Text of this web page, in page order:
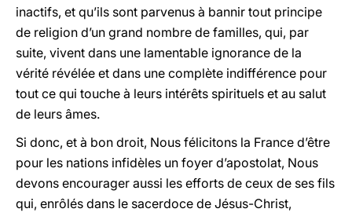
inactifs, et qu’ils sont parvenus à bannir tout principe
de religion d’un grand nombre de familles, qui, par
suite, vivent dans une lamentable ignorance de la
vérité révélée et dans une complète indifférence pour
tout ce qui touche à leurs intérêts spirituels et au salut
de leurs âmes.
Si donc, et à bon droit, Nous félicitons la France d’être
pour les nations infidèles un foyer d’apostolat, Nous
devons encourager aussi les efforts de ceux de ses fils
qui, enrôlés dans le sacerdoce de Jésus-Christ,